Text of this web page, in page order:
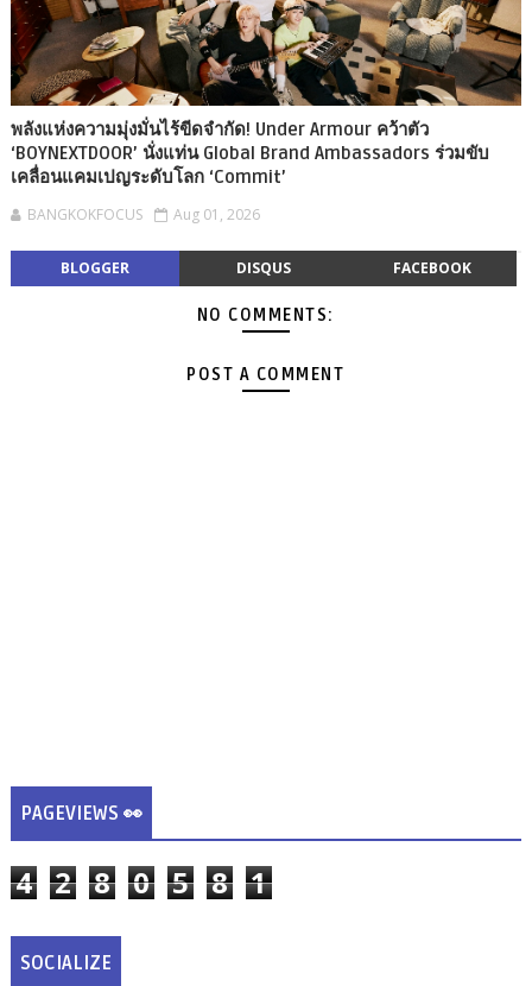
พลังแห่งความมุ่งมั่นไร้ขีดจำกัด! Under Armour คว้าตัว
‘BOYNEXTDOOR’ นั่งแท่น Global Brand Ambassadors ร่วมขับ
เคลื่อนแคมเปญระดับโลก ‘Commit’
BANGKOKFOCUS Aug 01, 2026
BLOGGER DISQUS FACEBOOK
NO COMMENTS:
POST A COMMENT
PAGEVIEWS 👀
4 2 8 0 5 8 1
SOCIALIZE